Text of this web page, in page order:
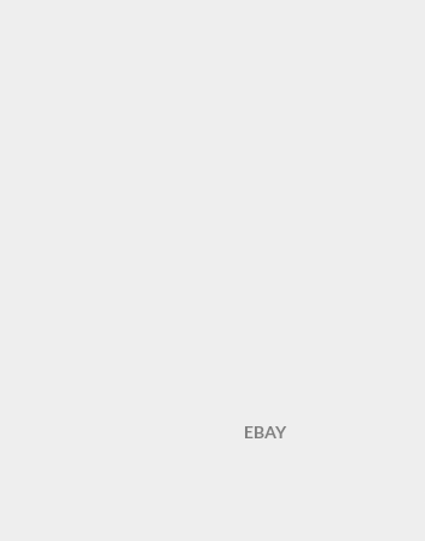
EBAY